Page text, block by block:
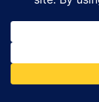
relanzamiento
por el entonces